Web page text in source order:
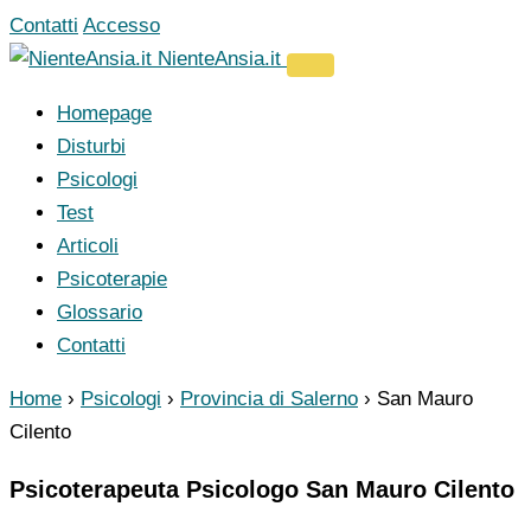
Vai
al
Contatti Accesso
NienteAnsia.it
Homepage
Disturbi
Psicologi
Test
Articoli
Psicoterapie
Glossario
Contatti
Home › Psicologi › Provincia di Salerno › San Mauro
Cilento
Psicoterapeuta Psicologo San Mauro Cilento